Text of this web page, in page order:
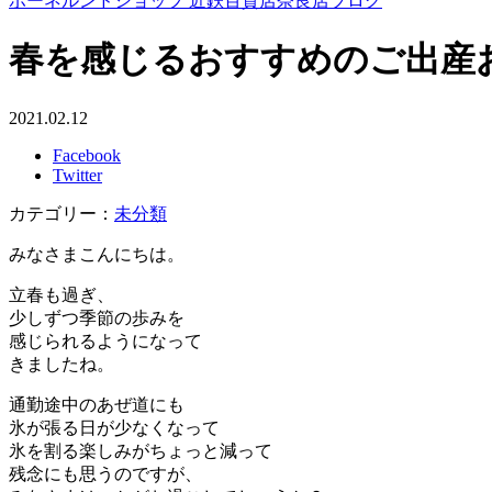
春を感じるおすすめのご出産
2021.02.12
Facebook
Twitter
カテゴリー： 未分類
みなさまこんにちは。
立春も過ぎ、
少しずつ季節の歩みを
感じられるようになって
きましたね。
通勤途中のあぜ道にも
氷が張る日が少なくなって
氷を割る楽しみがちょっと減って
残念にも思うのですが、